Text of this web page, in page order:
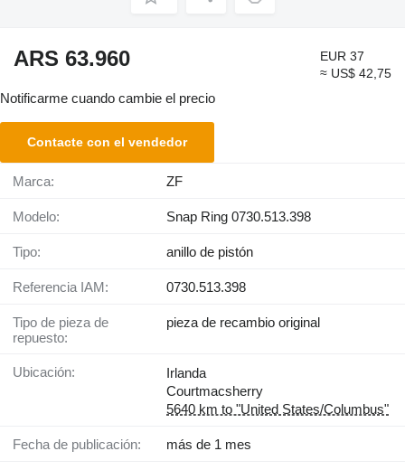
ARS 63.960
EUR 37
≈ US$ 42,75
Notificarme cuando cambie el precio
Contacte con el vendedor
Marca: ZF
Modelo: Snap Ring 0730.513.398
Tipo: anillo de pistón
Referencia IAM: 0730.513.398
Tipo de pieza de
repuesto:
pieza de recambio original
Ubicación:
Irlanda
Courtmacsherry
5640 km to "United States/Columbus"
Fecha de publicación: más de 1 mes